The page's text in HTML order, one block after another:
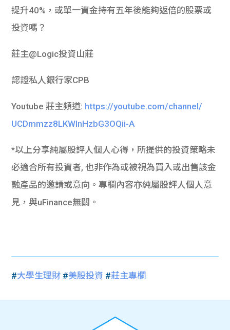
提升40%， 或單一資金持有五年後能夠返倍的股票或
投資嗎？
莊主@Logic投資山莊
認證私人銀行家CPB
Youtube 莊主頻道: https://youtube.com/channel/
UCDmmzz8LKWInHzbG3OQii-A
*以上分享純屬股評人個人心得，所提供的投資策略未
必適合所有投資者, 也非作為或被視為買入或出售該金
融產品的邀請或意向。專欄內容亦純屬股評人個人意
見，與uFinance無關。
#大學生理財 #美股投資 #莊主專欄